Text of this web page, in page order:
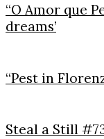
“O Amor que
dreams’
“Pest in
Steal a Still